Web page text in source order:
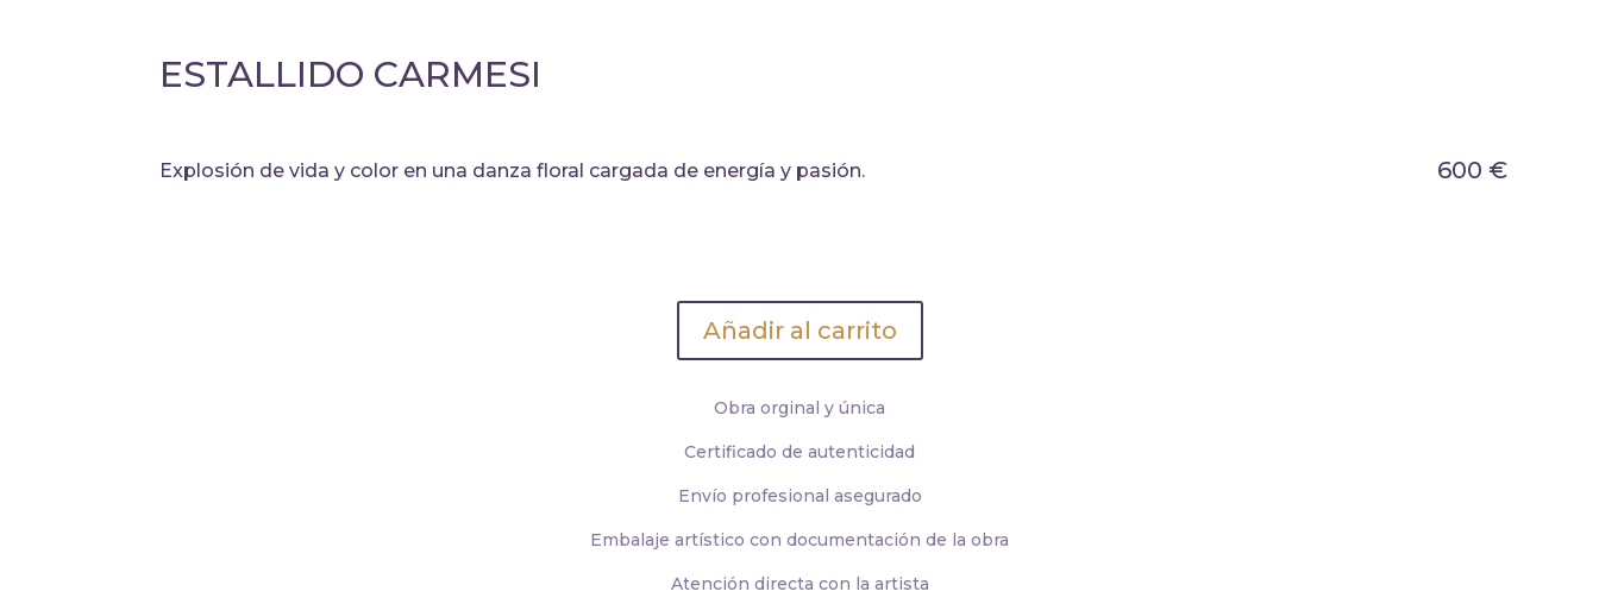
ESTALLIDO CARMESI
Explosión de vida y color en una danza floral cargada de energía y pasión. 600 €
Añadir al carrito
Obra orginal y única
Certificado de autenticidad
Envío profesional asegurado
Embalaje artístico con documentación de la obra
Atención directa con la artista